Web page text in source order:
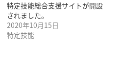
特定技能総合支援サイトが開設
されました。
2020年10月15日
特定技能